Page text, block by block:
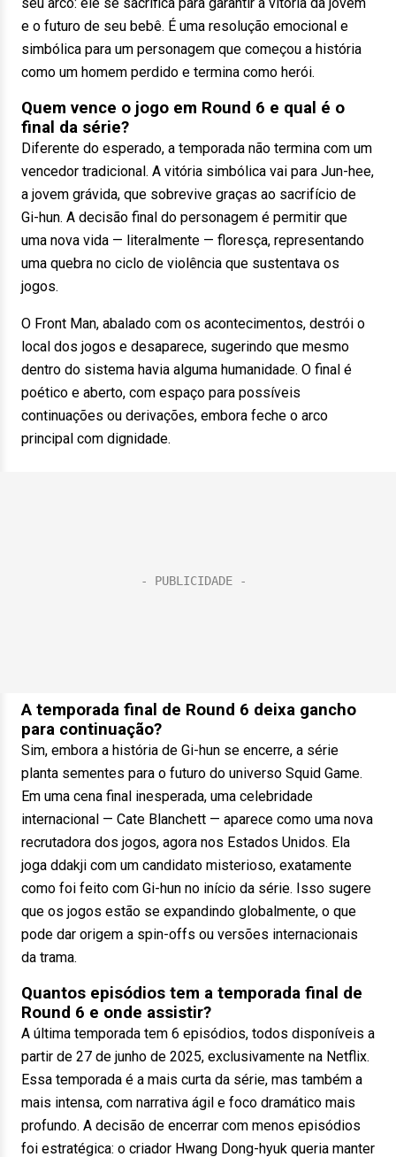
e o futuro de seu bebê. É uma resolução emocional e
simbólica para um personagem que começou a história
como um homem perdido e termina como herói.
Quem vence o jogo em Round 6 e qual é o
final da série?
Diferente do esperado, a temporada não termina com um
vencedor tradicional. A vitória simbólica vai para Jun-hee,
a jovem grávida, que sobrevive graças ao sacrifício de
Gi-hun. A decisão final do personagem é permitir que
uma nova vida — literalmente — floresça, representando
uma quebra no ciclo de violência que sustentava os
jogos.
O Front Man, abalado com os acontecimentos, destrói o
local dos jogos e desaparece, sugerindo que mesmo
dentro do sistema havia alguma humanidade. O final é
poético e aberto, com espaço para possíveis
continuações ou derivações, embora feche o arco
principal com dignidade.
A temporada final de Round 6 deixa gancho
para continuação?
Sim, embora a história de Gi-hun se encerre, a série
planta sementes para o futuro do universo Squid Game.
Em uma cena final inesperada, uma celebridade
internacional — Cate Blanchett — aparece como uma nova
recrutadora dos jogos, agora nos Estados Unidos. Ela
joga ddakji com um candidato misterioso, exatamente
como foi feito com Gi-hun no início da série. Isso sugere
que os jogos estão se expandindo globalmente, o que
pode dar origem a spin-offs ou versões internacionais
da trama.
Quantos episódios tem a temporada final de
Round 6 e onde assistir?
A última temporada tem 6 episódios, todos disponíveis a
partir de 27 de junho de 2025, exclusivamente na Netflix.
Essa temporada é a mais curta da série, mas também a
mais intensa, com narrativa ágil e foco dramático mais
profundo. A decisão de encerrar com menos episódios
foi estratégica: o criador Hwang Dong-hyuk queria manter